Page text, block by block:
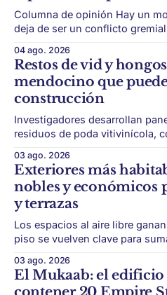
Columna de opinión Hay un momento en que un problema
deja de ser un conflicto
sin rodeos: lo que está en
una obra, ni una temporada,
04 ago. 2026
Restos de vid y
mendocino que
construcción
Investigadores desarrollan
residuos de poda vitivinícola,
puede convertir un residuo
construcción. El desarrollo parte de restos de poda de vid
y micelio, la parte vegetativa
03 ago. 2026
Exteriores más
nobles y económicos
y terrazas
Los espacios al aire libre
piso se vuelven clave para
y terrazas se volvieron
Después de años en los que el
03 ago. 2026
El Mukaab: el